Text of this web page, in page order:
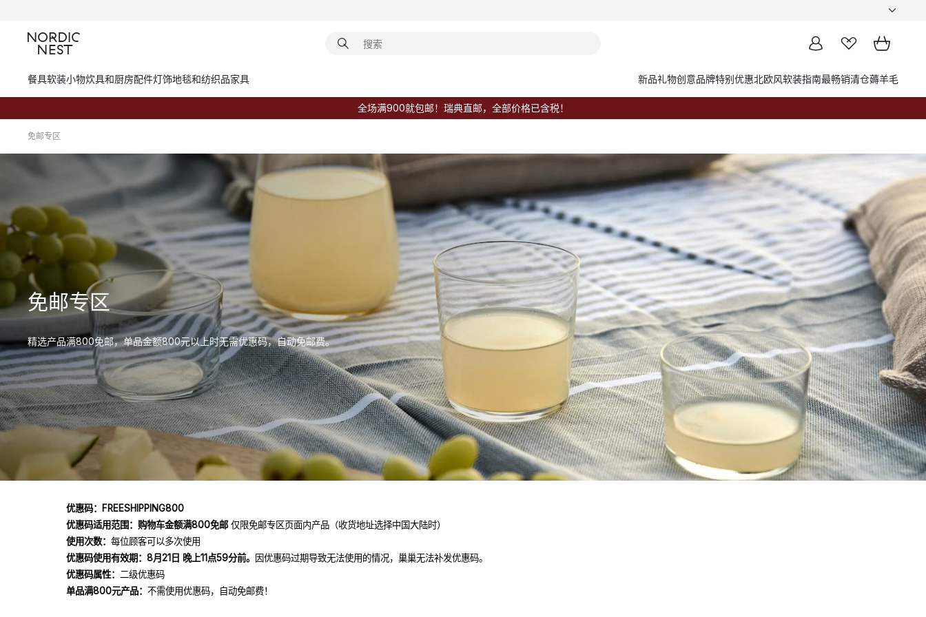
餐具软装小物炊具和厨房配件灯饰地毯和纺织品家具 新品礼物创意品牌特别优惠北欧风软装指南最畅销清仓薅羊毛
全场满900就包邮！瑞典直邮，全部价格已含税！
免邮专区
免邮专区
精选产品满800免邮，单品金额800元以上时无需优惠码，自动免邮费。
优惠码：FREESHIPPING800
优惠码适用范围： 购物车金额满800免邮仅限免邮专区页面内产品（收货地址选择中国大陆时）
使用次数： 每位顾客可以多次使用
优惠码使用有效期：8月21日 晚上11点59分前。 因优惠码过期导致无法使用的情况，巢巢无法补发优惠码。
优惠码属性： 二级优惠码
单品满800元产品： 不需使用优惠码，自动免邮费！